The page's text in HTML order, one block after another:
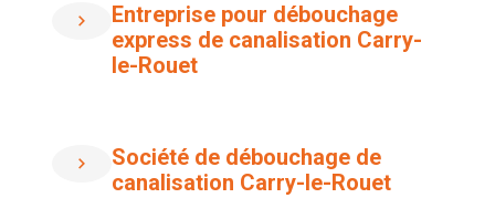
Entreprise pour débouchage
express de canalisation Carry-
le-Rouet
Société de débouchage de
canalisation Carry-le-Rouet